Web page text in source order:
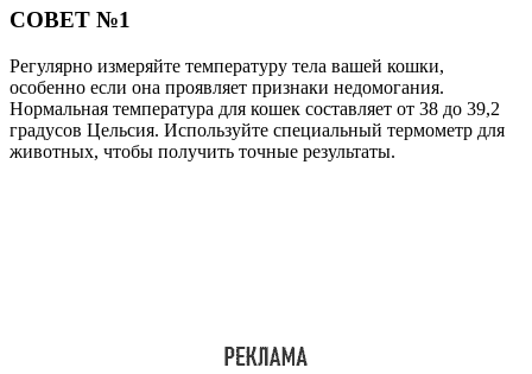
СОВЕТ №1
Регулярно измеряйте температуру тела вашей кошки,
особенно если она проявляет признаки недомогания.
Нормальная температура для кошек составляет от 38 до 39,2
градусов Цельсия. Используйте специальный термометр для
животных, чтобы получить точные результаты.